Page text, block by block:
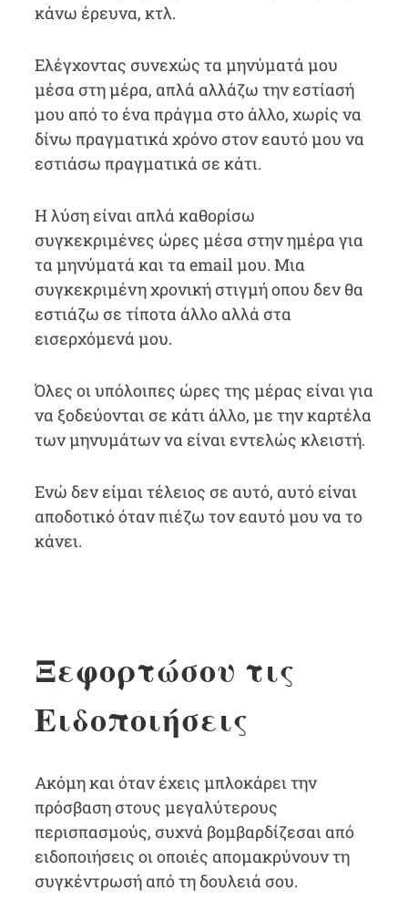
κάνω έρευνα, κτλ.
Ελέγχοντας συνεχώς τα μηνύματά μου
μέσα στη μέρα, απλά αλλάζω την εστίασή
μου από το ένα πράγμα στο άλλο, χωρίς να
δίνω πραγματικά χρόνο στον εαυτό μου να
εστιάσω πραγματικά σε κάτι.
Η λύση είναι απλά καθορίσω
συγκεκριμένες ώρες μέσα στην ημέρα για
τα μηνύματά και τα email μου. Μια
συγκεκριμένη χρονική στιγμή οπου δεν θα
εστιάζω σε τίποτα άλλο αλλά στα
εισερχόμενά μου.
Όλες οι υπόλοιπες ώρες της μέρας είναι για
να ξοδεύονται σε κάτι άλλο, με την καρτέλα
των μηνυμάτων να είναι εντελώς κλειστή.
Ενώ δεν είμαι τέλειος σε αυτό, αυτό είναι
αποδοτικό όταν πιέζω τον εαυτό μου να το
κάνει.
Ξεφορτώσου τις
Ειδοποιήσεις
Ακόμη και όταν έχεις μπλοκάρει την
πρόσβαση στους μεγαλύτερους
περισπασμούς, συχνά βομβαρδίζεσαι από
ειδοποιήσεις οι οποιές απομακρύνουν τη
συγκέντρωσή από τη δουλειά σου.